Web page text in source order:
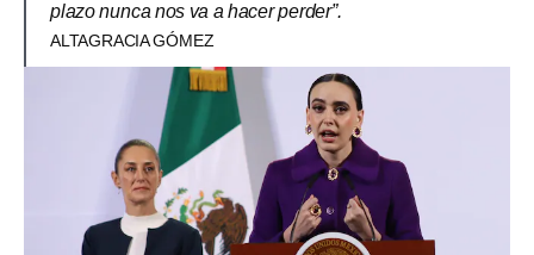
plazo nunca nos va a hacer perder”.
ALTAGRACIA GÓMEZ